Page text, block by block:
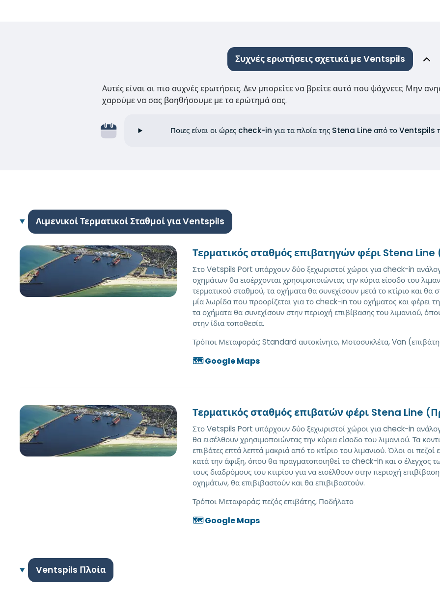
Συχνές ερωτήσεις σχετικά με Ventspils
Αυτές είναι οι πιο συχνές ερωτήσεις. Δεν μπορείτε να βρείτε αυτό που ψάχνετε; Μην
χαρούμε να σας βοηθήσουμε με το ερώτημά σας.
Ποιες είναι οι ώρες check-in για τα πλοία της Stena Line από το
Λιμενικοί Τερματικοί Σταθμοί για Ventspils
Τερματικός σταθμός επιβατηγών φέρι Stena
Στο Vetspils Port υπάρχουν δύο ξεχωριστοί χώροι για check-in
οχημάτων θα εισέρχονται χρησιμοποιώντας την κύρια είσοδο του
τερματικού σταθμού, τα οχήματα θα συνεχίσουν μετά το κτίριο και θα
μία λωρίδα που προορίζεται για το check-in του οχήματος και φέρει
τα οχήματα θα συνεχίσουν στην περιοχή επιβίβασης του λιμανιού,
στην ίδια τοποθεσία.
Τρόποι Μεταφοράς: Standard αυτοκίνητο, Μοτοσυκλέτα, Van
🗺️ Google Maps
Τερματικός σταθμός επιβατών φέρι Stena Line
Στο Vetspils Port υπάρχουν δύο ξεχωριστοί χώροι για check-in
θα εισέλθουν χρησιμοποιώντας την κύρια είσοδο του λιμανιού. Τα
επιβάτες επτά λεπτά μακριά από το κτίριο του λιμανιού. Όλοι οι
κατά την άφιξη, όπου θα πραγματοποιηθεί το check-in και ο έλεγχος
τους διαδρόμους του κτιρίου για να εισέλθουν στην περιοχή
οχημάτων, θα επιβιβαστούν και θα επιβιβαστούν.
Τρόποι Μεταφοράς: πεζός επιβάτης, Ποδήλατο
🗺️ Google Maps
Ventspils Πλοία